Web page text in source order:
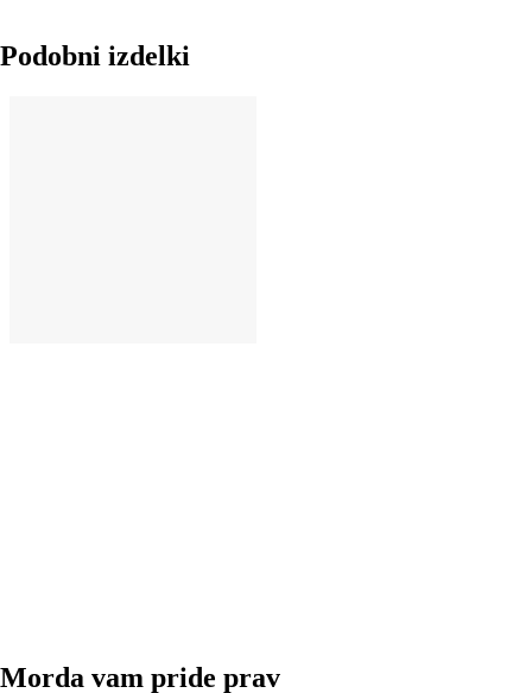
Podobni izdelki
Morda vam pride prav